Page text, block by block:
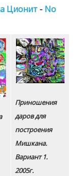
Ционит - No
Приношения
даров для
построения
Мишкана.
Вариант 1.
2005г.